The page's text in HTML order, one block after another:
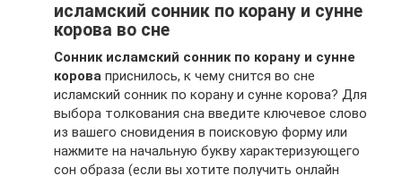
исламский сонник по корану и сунне
корова во сне
Сонник исламский сонник по корану и сунне
корова приснилось, к чему снится во сне
исламский сонник по корану и сунне корова? Для
выбора толкования сна введите ключевое слово
из вашего сновидения в поисковую форму или
нажмите на начальную букву характеризующего
сон образа (если вы хотите получить онлайн